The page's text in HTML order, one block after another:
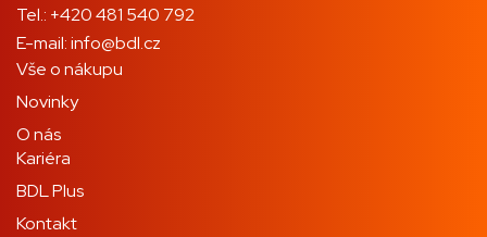
Tel.: +420 481 540 792
E-mail:info@bdl.cz
Vše o nákupu
Novinky
O nás
Kariéra
BDL Plus
Kontakt